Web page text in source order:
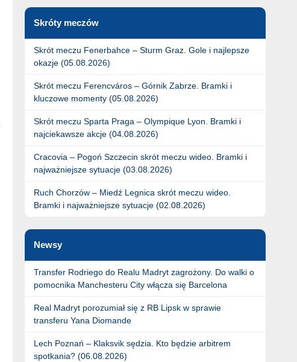
Skróty meczów
Skrót meczu Fenerbahce – Sturm Graz. Gole i najlepsze
okazje (05.08.2026)
Skrót meczu Ferencváros – Górnik Zabrze. Bramki i
kluczowe momenty (05.08.2026)
Skrót meczu Sparta Praga – Olympique Lyon. Bramki i
najciekawsze akcje (04.08.2026)
Cracovia – Pogoń Szczecin skrót meczu wideo. Bramki i
najważniejsze sytuacje (03.08.2026)
Ruch Chorzów – Miedź Legnica skrót meczu wideo.
Bramki i najważniejsze sytuacje (02.08.2026)
Newsy
Transfer Rodriego do Realu Madryt zagrożony. Do walki o
pomocnika Manchesteru City włącza się Barcelona
Real Madryt porozumiał się z RB Lipsk w sprawie
transferu Yana Diomande
Lech Poznań – Klaksvik sędzia. Kto będzie arbitrem
spotkania? (06.08.2026)